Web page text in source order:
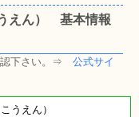
えん） 基本情報
認下さい。⇒ 公式サイ
うえん）